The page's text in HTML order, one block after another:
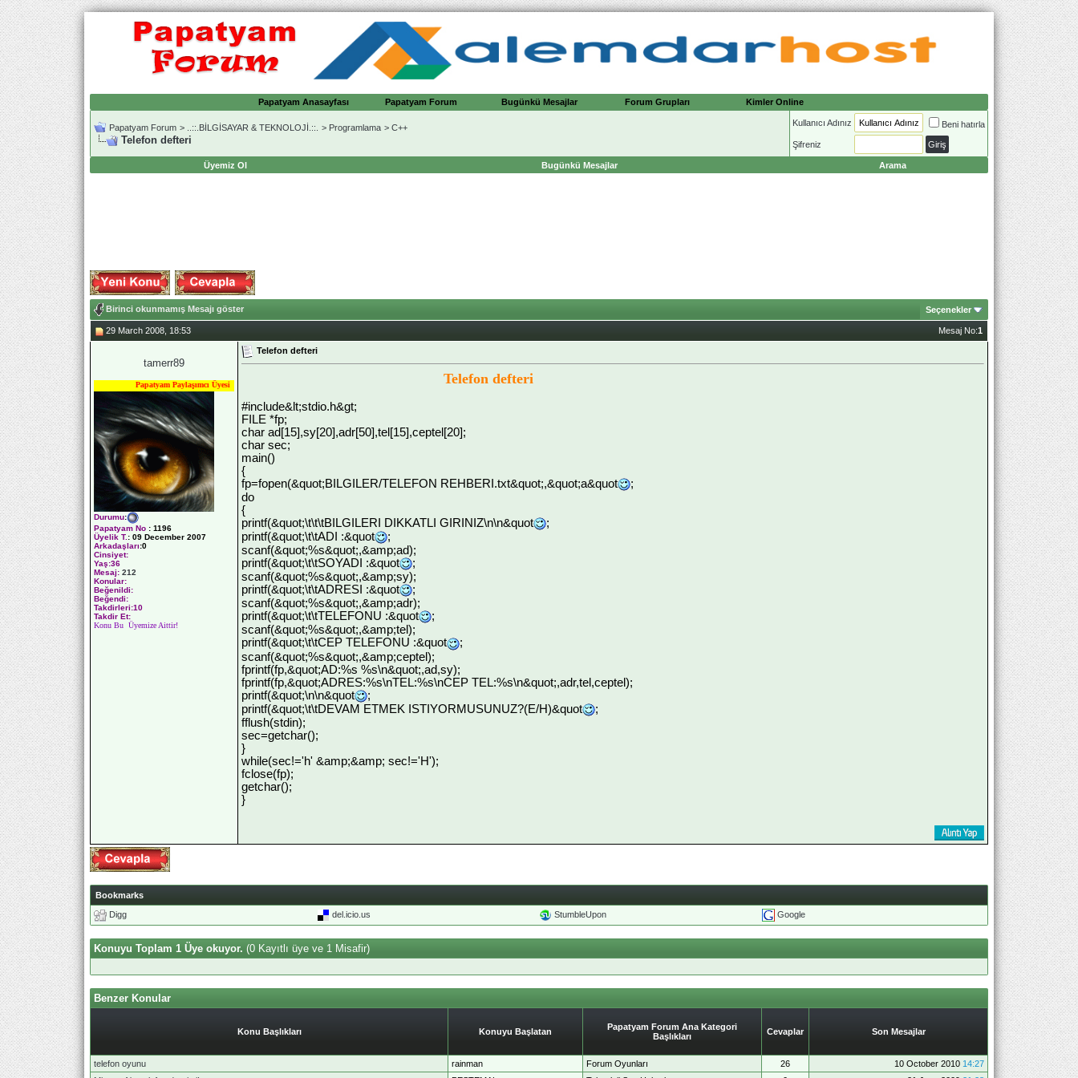
Papatyam Anasayfası Papatyam Forum Bugünkü Mesajlar Forum Grupları Kimler Online
Papatyam Forum > ..::.BİLGİSAYAR & TEKNOLOJİ.::. > Programlama > C++
Telefon defteri
Kullanıcı Adınız Beni hatırla
Şifreniz
Üyemiz Ol Bugünkü Mesajlar Arama
Birinci okunmamış Mesajı göster Seçenekler
29 March 2008, 18:53 Mesaj No:1
tamerr89
Papatyam Paylaşımcı Üyesi
Durumu:
Papatyam No : 1196
Üyelik T.: 09 December 2007
Arkadaşları:0
Cinsiyet:
Yaş:36
Mesaj: 212
Konular:
Beğenildi:
Beğendi:
Takdirleri:10
Takdir Et:
Konu Bu Üyemize Aittir!
Telefon defteri
Telefon defteri
#include&lt;stdio.h&gt;
FILE *fp;
char ad[15],sy[20],adr[50],tel[15],ceptel[20];
char sec;
main()
{
fp=fopen(&quot;BILGILER/TELEFON REHBERI.txt&quot;,&quot;a&quot
;
do
{
printf(&quot;\t\t\tBILGILERI DIKKATLI GIRINIZ\n\n&quot
;
printf(&quot;\t\tADI :&quot
;
scanf(&quot;%s&quot;,&amp;ad);
printf(&quot;\t\tSOYADI :&quot
;
scanf(&quot;%s&quot;,&amp;sy);
printf(&quot;\t\tADRESI :&quot
;
scanf(&quot;%s&quot;,&amp;adr);
printf(&quot;\t\tTELEFONU :&quot
;
scanf(&quot;%s&quot;,&amp;tel);
printf(&quot;\t\tCEP TELEFONU :&quot
;
scanf(&quot;%s&quot;,&amp;ceptel);
fprintf(fp,&quot;AD:%s %s\n&quot;,ad,sy);
fprintf(fp,&quot;ADRES:%s\nTEL:%s\nCEP TEL:%s\n&quot;,adr,tel,ceptel);
printf(&quot;\n\n&quot
;
printf(&quot;\t\tDEVAM ETMEK ISTIYORMUSUNUZ?(E/H)&quot
;
fflush(stdin);
sec=getchar();
}
while(sec!='h' &amp;&amp; sec!='H');
fclose(fp);
getchar();
}
Bookmarks
Digg
del.icio.us StumbleUpon Google
Konuyu Toplam 1 Üye okuyor. (0 Kayıtlı üye ve 1 Misafir)
Benzer Konular
Konu Başlıkları Konuyu Başlatan
Papatyam Forum Ana Kategori
Başlıkları
Cevaplar Son Mesajlar
telefon oyunu rainman Forum Oyunları 26 10 October 2010 14:27